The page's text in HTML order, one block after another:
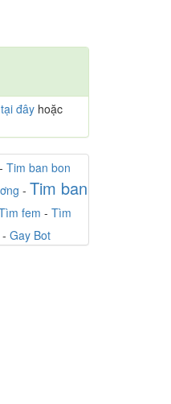
đây hoặc
- Tim ban bon
- Tim ban
fem - Tìm
- Gay Bot